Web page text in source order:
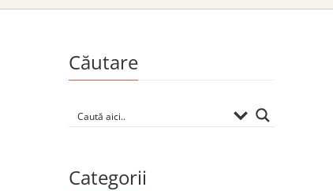
Căutare
Categorii